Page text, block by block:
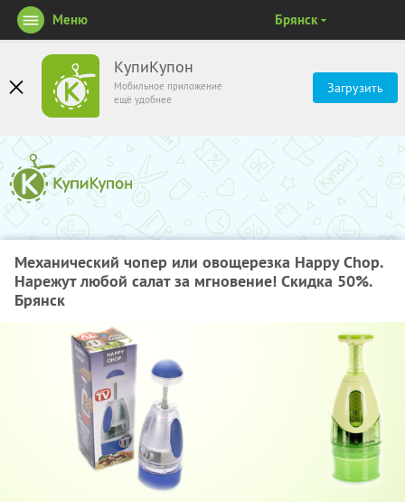
КупиКупон
Мобильное приложение
ещё удобнее
Загрузить
Меню Брянск
Механический чопер или овощерезка Happy Chop.
Нарежут любой салат за мгновение! Скидка 50%.
Брянск